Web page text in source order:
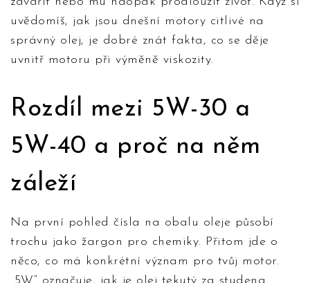
uvědomíš, jak jsou dnešní motory citlivé na
správný olej, je dobré znát fakta, co se děje
uvnitř motoru při výměně viskozity.
Rozdíl mezi 5W-30 a
5W-40 a proč na něm
záleží
Na první pohled čísla na obalu oleje působí
trochu jako žargon pro chemiky. Přitom jde o
něco, co má konkrétní význam pro tvůj motor.